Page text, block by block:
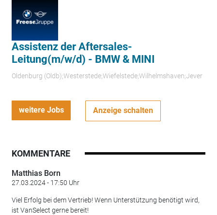
Assistenz der Aftersales-
Leitung(m/w/d) - BMW & MINI
Oldenburg (Oldb);Westerstede;Wiefelstede;Wilhelmshaven;Jever
weitere Jobs Anzeige schalten
KOMMENTARE
Matthias Born
27.03.2024 - 17:50 Uhr
Viel Erfolg bei dem Vertrieb! Wenn Unterstützung benötigt wird,
ist VanSelect gerne bereit!